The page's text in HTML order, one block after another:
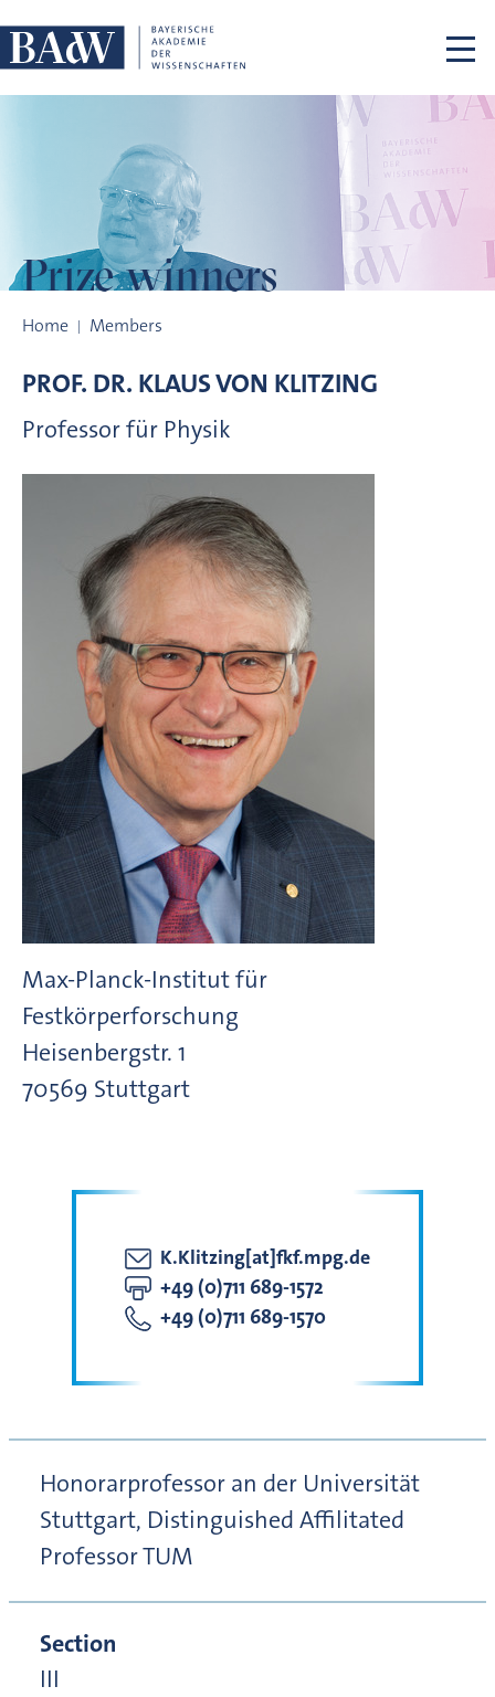
Prize winners
Home Members
PROF. DR. KLAUS VON KLITZING
Professor für Physik
Max-Planck-Institut für
Festkörperforschung
Heisenbergstr. 1
70569 Stuttgart
K.Klitzing[at]fkf.mpg.de
+49 (0)711 689-1572
+49 (0)711 689-1570
Honorarprofessor an der Universität
Stuttgart, Distinguished Affilitated
Professor TUM
Section
III